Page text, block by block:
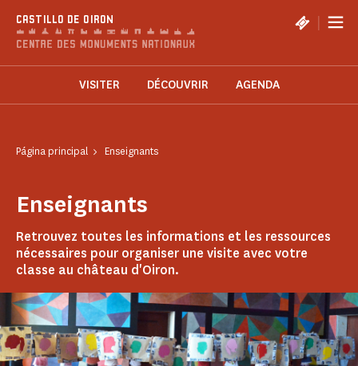
CASTILLO DE OIRON |
VISITER DÉCOUVRIR AGENDA
Página principal Enseignants
Enseignants
Retrouvez toutes les informations et les ressources
nécessaires pour organiser une visite avec votre
classe au château d'Oiron.